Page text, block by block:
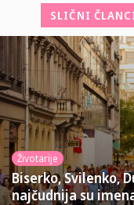
SLIČNI
Životarije
Biserko, Svilenko,
najčudnija su